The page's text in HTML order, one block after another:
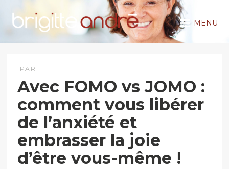
MENU
PAR
Avec FOMO vs JOMO :
comment vous libérer
de l’anxiété et
embrasser la joie
d’être vous-même !